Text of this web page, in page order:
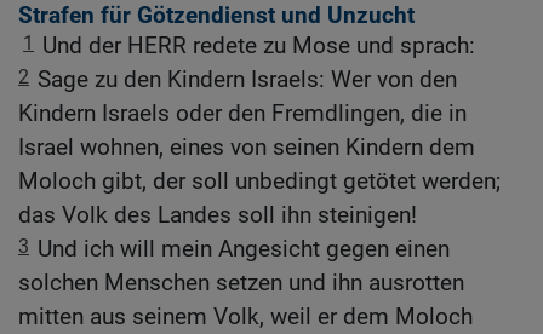
Strafen für Götzendienst und Unzucht
1 Und der HERR redete zu Mose und sprach:
2 Sage zu den Kindern Israels: Wer von den
Kindern Israels oder den Fremdlingen, die in
Israel wohnen, eines von seinen Kindern dem
Moloch gibt, der soll unbedingt getötet werden;
das Volk des Landes soll ihn steinigen!
3 Und ich will mein Angesicht gegen einen
solchen Menschen setzen und ihn ausrotten
mitten aus seinem Volk, weil er dem Moloch